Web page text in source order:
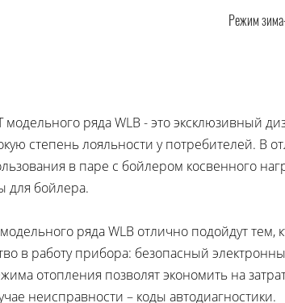
Режим
ряда WLB - это эксклюзивный
степень лояльности у потребителей. В
в паре с бойлером косвенного
для бойлера.
ряда WLB отлично подойдут тем,
в работу прибора: безопасный
отопления позволят экономить на
неисправности – коды автодиагностики.